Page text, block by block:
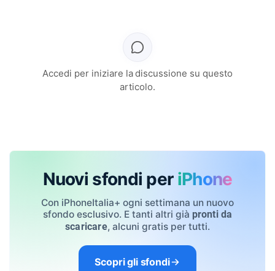
Accedi per iniziare la discussione su questo
articolo.
Nuovi sfondi per iPhone
Con iPhoneItalia+ ogni settimana un nuovo
sfondo esclusivo. E tanti altri già pronti da
scaricare, alcuni gratis per tutti.
Scopri gli sfondi